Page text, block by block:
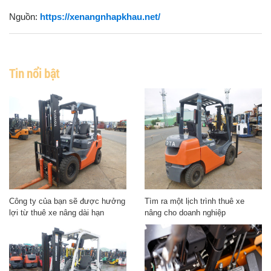
Nguồn: https://xenangnhapkhau.net/
Tin nổi bật
Công ty của bạn sẽ được hưởng
lợi từ thuê xe nâng dài hạn
Tìm ra một lịch trình thuê xe
nâng cho doanh nghiệp